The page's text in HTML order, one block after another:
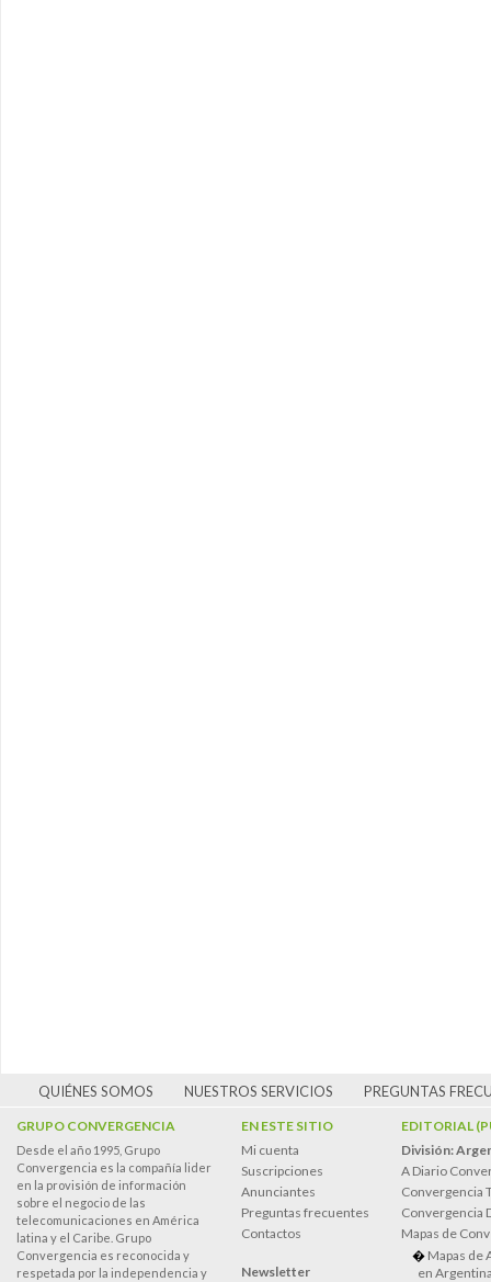
QUIÉNES SOMOS NUESTROS SERVICIOS PREGUNTAS
GRUPO CONVERGENCIA
Desde el año 1995, Grupo
Convergencia es la compañía lider
en la provisión de información
sobre el negocio de las
telecomunicaciones en América
latina y el Caribe. Grupo
Convergencia es reconocida y
respetada por la independencia y
EN ESTE SITIO
Mi cuenta
Suscripciones
Anunciantes
Preguntas frecuentes
Contactos
Newsletter
EDITORIAL
División:
A Diario
Convergencia
Convergencia
Mapas de
Mapas de
en